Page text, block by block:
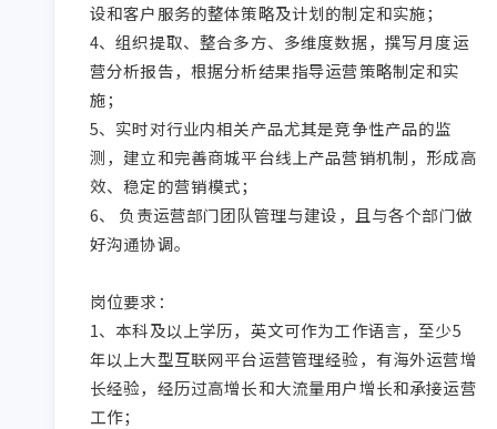
设和客户服务的整体策略及计划的制定和实施；
4、组织提取、整合多方、多维度数据，撰写月度运
营分析报告，根据分析结果指导运营策略制定和实
施；
5、实时对行业内相关产品尤其是竞争性产品的监
测，建立和完善商城平台线上产品营销机制，形成高
效、稳定的营销模式；
6、 负责运营部门团队管理与建设，且与各个部门做
好沟通协调。
岗位要求：
1、本科及以上学历，英文可作为工作语言，至少5
年以上大型互联网平台运营管理经验，有海外运营增
长经验，经历过高增长和大流量用户增长和承接运营
工作；